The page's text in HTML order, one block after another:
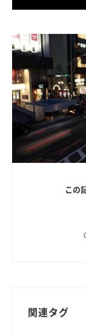
この
関連タグ